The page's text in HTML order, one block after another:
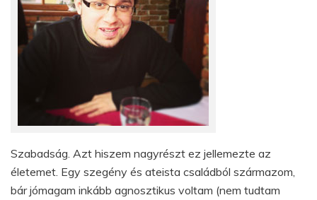
Szabadság. Azt hiszem nagyrészt ez jellemezte az
életemet. Egy szegény és ateista családból származom,
bár jómagam inkább agnosztikus voltam (nem tudtam